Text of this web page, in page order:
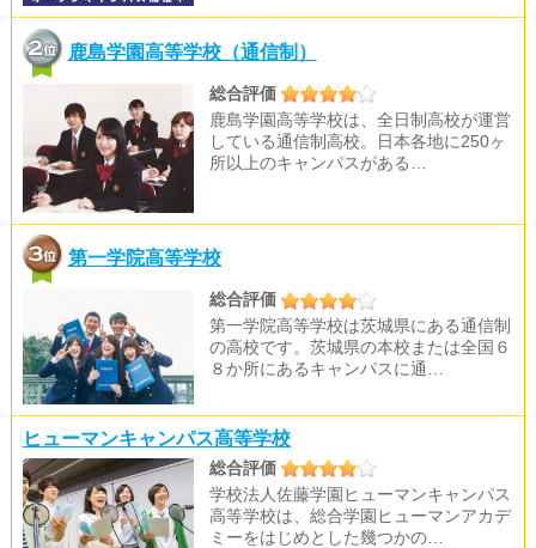
鹿島学園高等学校（通信制）
総合評価
鹿島学園高等学校は、全日制高校が運営
している通信制高校。日本各地に250ヶ
所以上のキャンパスがある…
第一学院高等学校
総合評価
第一学院高等学校は茨城県にある通信制
の高校です。茨城県の本校または全国６
８か所にあるキャンパスに通…
ヒューマンキャンパス高等学校
総合評価
学校法人佐藤学園ヒューマンキャンパス
高等学校は、総合学園ヒューマンアカデ
ミーをはじめとした幾つかの…